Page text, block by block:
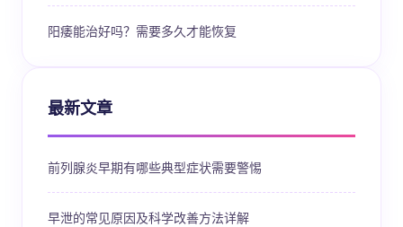
阳痿能治好吗？需要多久才能恢复
最新文章
前列腺炎早期有哪些典型症状需要警惕
早泄的常见原因及科学改善方法详解